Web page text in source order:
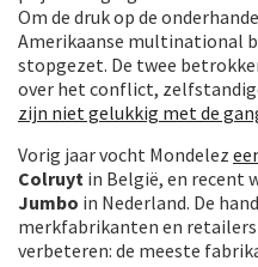
Om de druk op de
Amerikaanse multinational
stopgezet. De twee
over het conflict,
zijn niet gelukkig met de
Vorig jaar vocht Mondelez
Colruyt in België, en recent
Jumbo in Nederland. De
merkfabrikanten en
verbeteren: de meeste